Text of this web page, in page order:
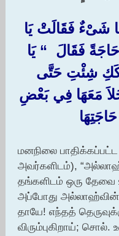
شَىْءٌ فَقَالَتْ يَا
فَقَالَ ‏ “‏ يَا
شِئْتِ حَتَّى
مَعَهَا فِي بَعْضِ
மனநிலை
அவர்களிடம்),
தங்களிடம் ஒரு தேவை
அப்போது
தாயே! எந்தத்
விரும்புகிறாய்;